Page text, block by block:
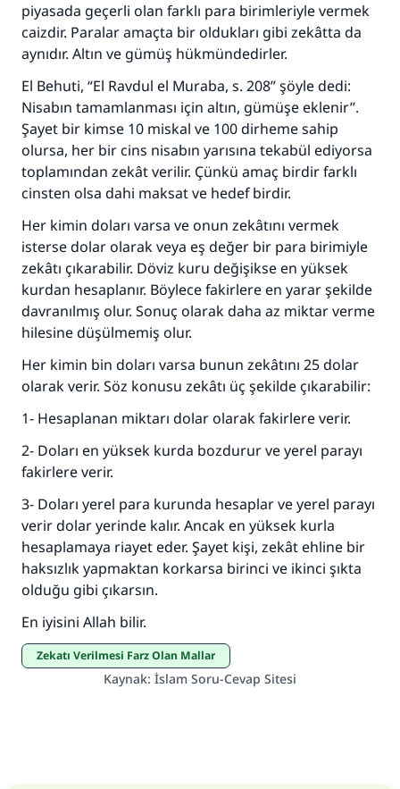
piyasada geçerli olan farklı para birimleriyle vermek
caizdir. Paralar amaçta bir oldukları gibi zekâtta da
aynıdır. Altın ve gümüş hükmündedirler.
El Behuti, “El Ravdul el Muraba, s. 208” şöyle dedi:
Nisabın tamamlanması için altın, gümüşe eklenir”.
Şayet bir kimse 10 miskal ve 100 dirheme sahip
olursa, her bir cins nisabın yarısına tekabül ediyorsa
toplamından zekât verilir. Çünkü amaç birdir farklı
cinsten olsa dahi maksat ve hedef birdir.
Her kimin doları varsa ve onun zekâtını vermek
isterse dolar olarak veya eş değer bir para birimiyle
zekâtı çıkarabilir. Döviz kuru değişikse en yüksek
kurdan hesaplanır. Böylece fakirlere en yarar şekilde
davranılmış olur. Sonuç olarak daha az miktar verme
hilesine düşülmemiş olur.
Her kimin bin doları varsa bunun zekâtını 25 dolar
olarak verir. Söz konusu zekâtı üç şekilde çıkarabilir:
1- Hesaplanan miktarı dolar olarak fakirlere verir.
2- Doları en yüksek kurda bozdurur ve yerel parayı
fakirlere verir.
3- Doları yerel para kurunda hesaplar ve yerel parayı
verir dolar yerinde kalır. Ancak en yüksek kurla
hesaplamaya riayet eder. Şayet kişi, zekât ehline bir
haksızlık yapmaktan korkarsa birinci ve ikinci şıkta
olduğu gibi çıkarsın.
En iyisini Allah bilir.
Zekatı Verilmesi Farz Olan Mallar
Kaynak: İslam Soru-Cevap Sitesi
110845 Nolu Cevap, bir evliliği
kurtardı.
Ümmete cevapları ulaştırmak için bizi destekle
Rasulullah ﷺ şöyle dedi:
Her kim bir hayra yol gösterirse , hayrı yapan
kişinin sevabı kadar ona sevap yazılır.
(MUSLIM 1893)
Şimdi katkı yapın!